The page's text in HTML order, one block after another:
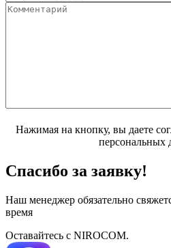
Нажимая на кнопку, вы даете
персональных
Спасибо за заявку!
Наш менеджер обязательно
время
Оставайтесь с NIROCOM.